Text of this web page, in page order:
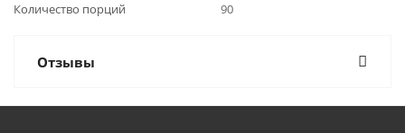
Количество порций
90
Отзывы